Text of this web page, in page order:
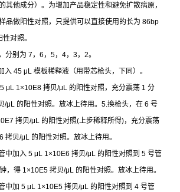
其他成分）。为增加产品稳定性和避免扩散病原，
品做阳性对照，只提供可以直接使用的长为 86bp
对照。
分别为 7 ， 6 ， 5， 4， 3， 2。
入 45 μL 模板稀释液（用带芯枪头，下同）。
5 μL 1×10E8 拷贝/μL 的阳性对照，充分震荡 1 分
/μL 的阳性对照。放冰上待用。 5.换枪头，在 6 号
拷贝/μL 的阳性对照(上步稀释所得)，充分震荡
拷贝/μL 的阳性对照。放冰上待用。
中加入 5 μL 1×10E6 拷贝/μL 的阳性对照到 5 号管
，得 1×10E5 拷贝/μL 的阳性对照。放冰上待用。
中加 5 μL 1×10E5 拷贝/μL 的阳性对照到 4 号管